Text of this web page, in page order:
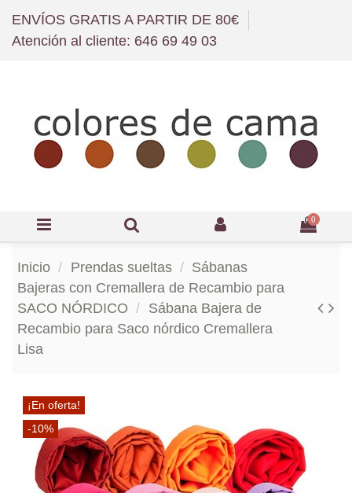
ENVÍOS GRATIS A PARTIR DE 80€
Atención al cliente: 646 69 49 03
0
Inicio Prendas sueltas
Sábanas
Bajeras con Cremallera de Recambio para
SACO NÓRDICO
Sábana Bajera de
Recambio para Saco nórdico Cremallera
Lisa
¡En oferta!
-10%